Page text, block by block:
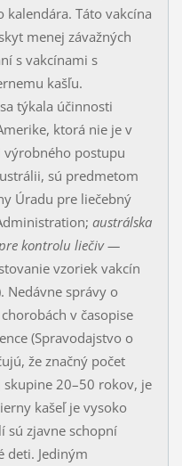
kalendára. Táto vakcína
menej závažných
s vakcínami s
kašľu.
týkala účinnosti
ktorá nie je v
výrobného postupu
sú predmetom
Úradu pre liečeb­ný
austrálska
kontrolu liečiv —
vzoriek vakcín
Nedávne správy o
v časopise
(Spravodajstvo o
že značný počet
20–50 rokov, je
kašeľ je vysoko
sú zjavne schopní
deti. Jediným